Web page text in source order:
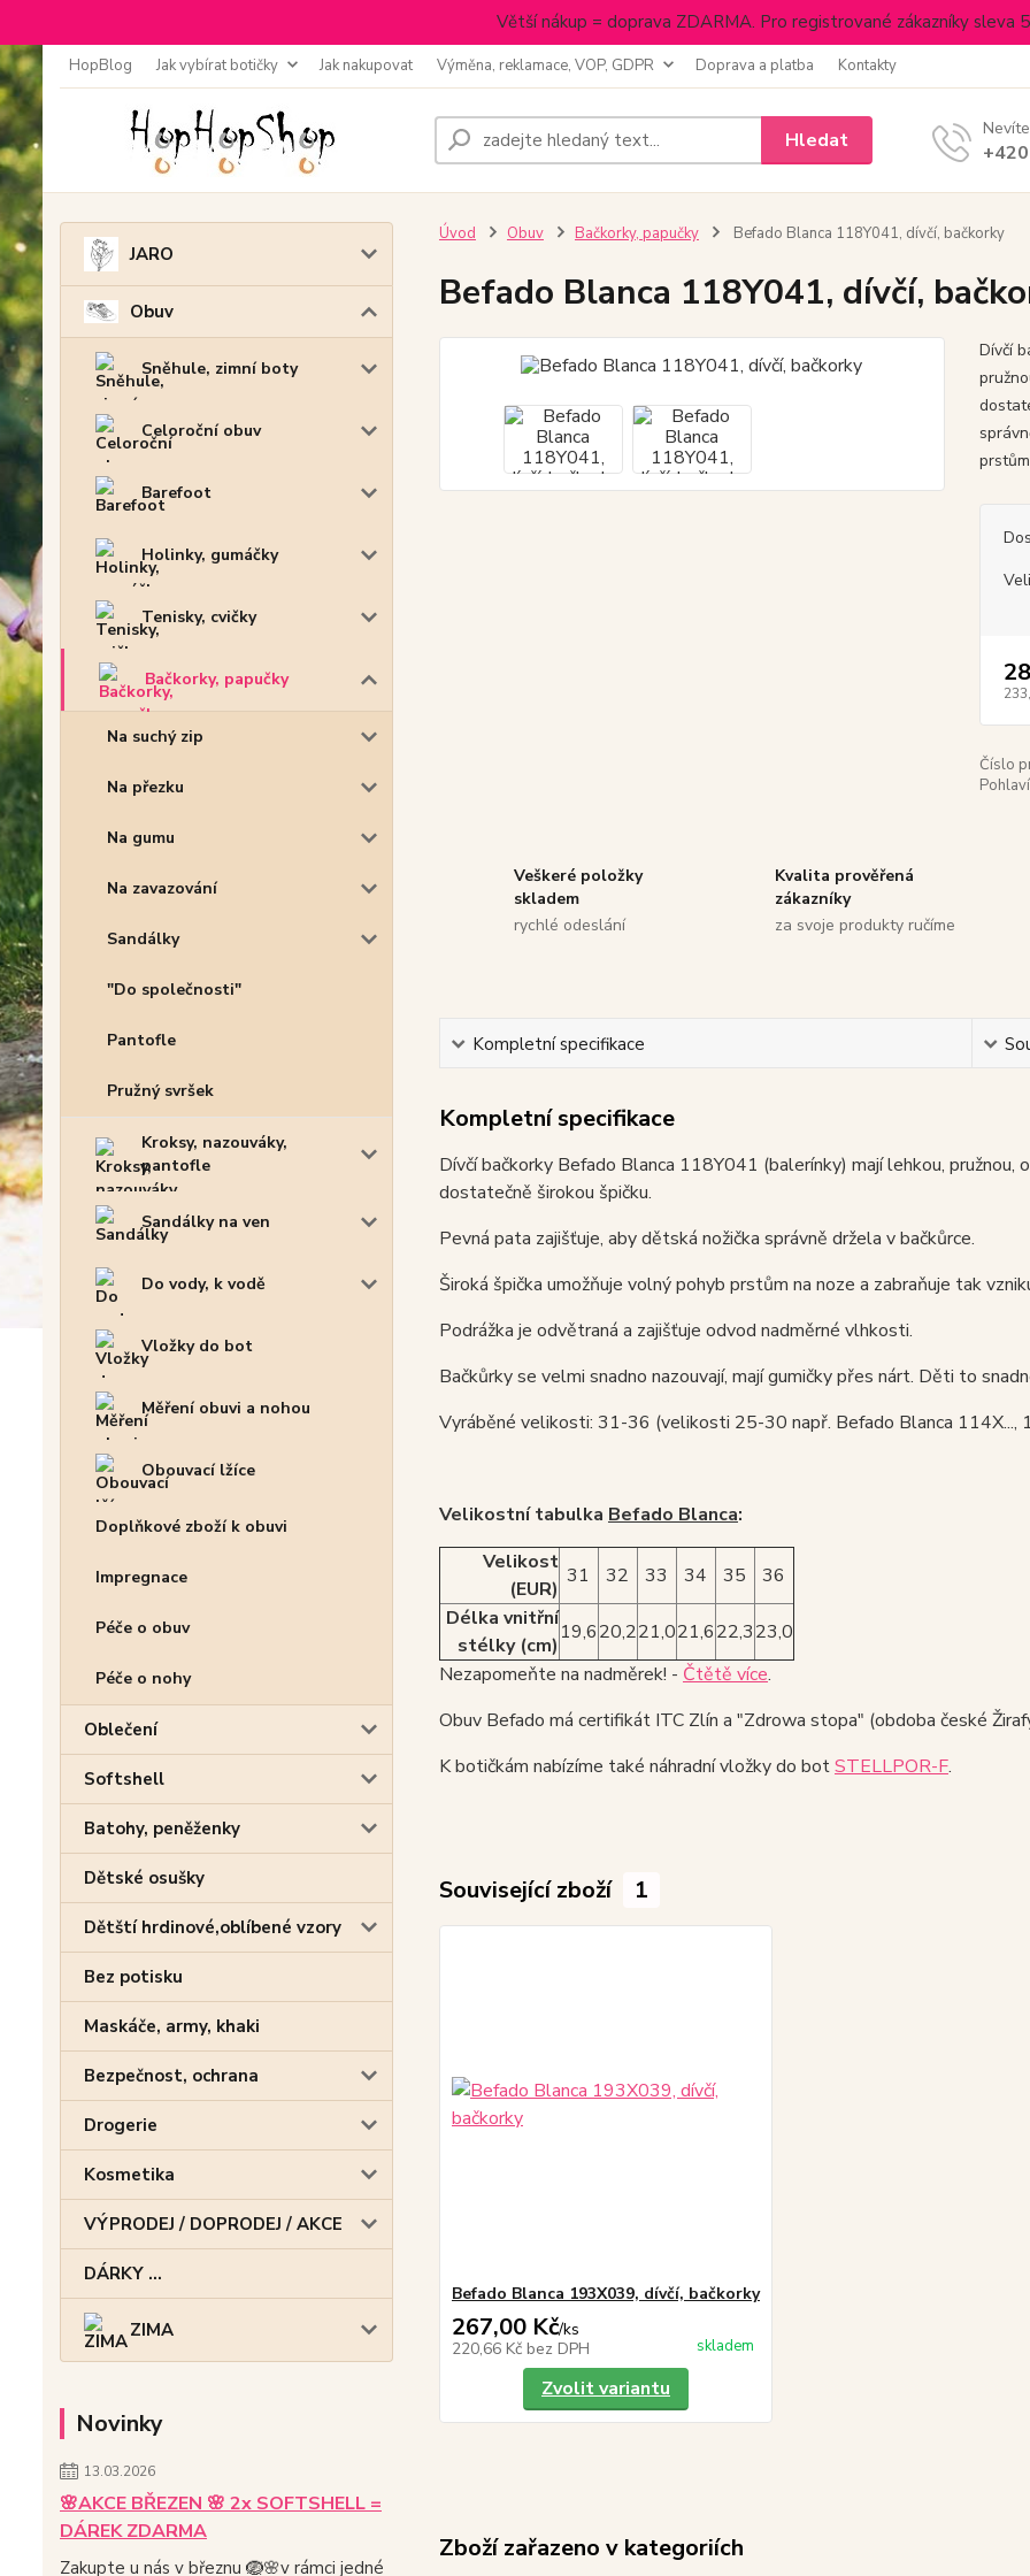
Větší nákup = doprava ZDARMA. Pro registrované zákazníky sleva
HopBlog Jak vybírat botičky Jak nakupovat Výměna, reklamace, VOP, GDPR Doprava a platba Kontakty
Hledat
JARO
Obuv
Sněhule, zimní boty
Celoroční obuv
Barefoot
Holinky, gumáčky
Tenisky, cvičky
Bačkorky, papučky
Na suchý zip
Na přezku
Na gumu
Na zavazování
Sandálky
"Do společnosti"
Pantofle
Pružný svršek
Kroksy, nazouváky,
pantofle
Sandálky na ven
Do vody, k vodě
Vložky do bot
Měření obuvi a nohou
Obouvací lžíce
Doplňkové zboží k obuvi
Impregnace
Péče o obuv
Péče o nohy
Oblečení
Softshell
Batohy, peněženky
Dětské osušky
Dětští hrdinové,oblíbené vzory
Bez potisku
Maskáče, army, khaki
Bezpečnost, ochrana
Drogerie
Kosmetika
VÝPRODEJ / DOPRODEJ / AKCE
DÁRKY ...
ZIMA
Novinky
13.03.2026
🌸AKCE BŘEZEN 🌸 2x SOFTSHELL =
DÁREK ZDARMA
Zakupte u nás v březnu 🪺🌸v rámci jedné
Úvod Obuv Bačkorky, papučky Befado Blanca 118Y041, dívčí, bačkorky
Befado Blanca 118Y041, dívčí,
Dívčí
Číslo
Veškeré položky
skladem
rychlé odeslání
Kvalita prověřená
zákazníky
za svoje produkty ručíme
Kompletní specifikace
Kompletní specifikace
Dívčí bačkorky Befado Blanca 118Y041 (balerínky) mají lehkou, pružnou,
dostatečně širokou špičku.
Pevná pata zajišťuje, aby dětská nožička správně držela v bačkůrce.
Široká špička umožňuje volný pohyb prstům na noze a zabraňuje tak
Podrážka je odvětraná a zajišťuje odvod nadměrné vlhkosti.
Bačkůrky se velmi snadno nazouvají, mají gumičky přes nárt. Děti to
Vyráběné velikosti: 31-36 (velikosti 25-30 např. Befado Blanca 114X...,
Velikostní tabulka Befado Blanca:
Velikost
(EUR)
31 32 33 34 35
36
Délka vnitřní
stélky (cm)
19,620,221,021,622,323,0
Nezapomeňte na nadměrek! - Čtětě více.
Obuv Befado má certifikát ITC Zlín a "Zdrowa stopa" (obdoba české
K botičkám nabízíme také náhradní vložky do botSTELLPOR-F.
Související zboží 1
Befado Blanca 193X039, dívčí, bačkorky
267,00 Kč/ks
220,66 Kč bez DPH skladem
Zvolit variantu
Zboží zařazeno v kategoriích